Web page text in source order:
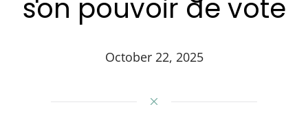
son pouvoir de vote
October 22, 2025